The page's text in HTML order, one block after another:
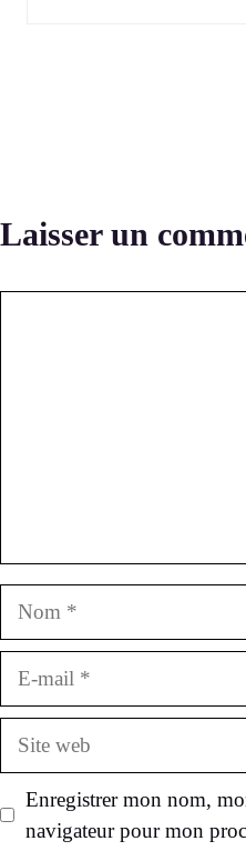
Laisser un
Enregistrer mon nom,
navigateur pour mon